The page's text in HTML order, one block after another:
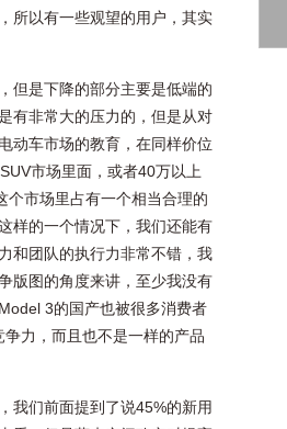
所以有一些观望的用户，其实
但是下降的部分主要是低端的
有非常大的压力的，但是从对
动车市场的教育，在同样价位
市场里面，或者40万以上
个市场里占有一个相当合理的
样的一个情况下，我们还能有
和团队的执行力非常不错，我
版图的角度来讲，至少我没有
3的国产也被很多消费者
力，而且也不是一样的产品
我们前面提到了说45%的新用